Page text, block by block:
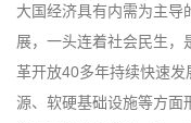
大国经济具有内需为主导
展，一头连着社会民生，
革开放40多年持续快速
源、软硬基础设施等方面